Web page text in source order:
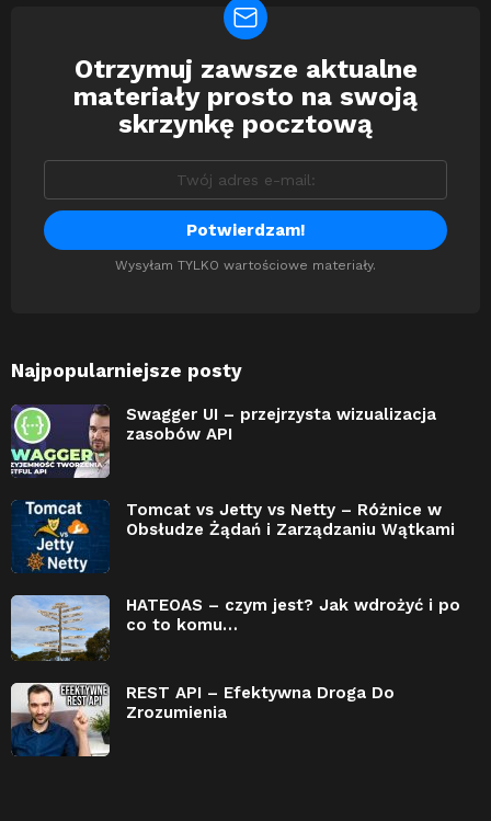
Newsletter
Otrzymuj zawsze aktualne
materiały prosto na swoją
skrzynkę pocztową
Wysyłam TYLKO wartościowe materiały.
Najpopularniejsze posty
Swagger UI – przejrzysta wizualizacja
zasobów API
Tomcat vs Jetty vs Netty – Różnice w
Obsłudze Żądań i Zarządzaniu Wątkami
HATEOAS – czym jest? Jak wdrożyć i po
co to komu…
REST API – Efektywna Droga Do
Zrozumienia